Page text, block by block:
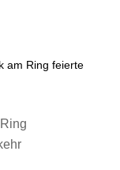
am Ring feierte